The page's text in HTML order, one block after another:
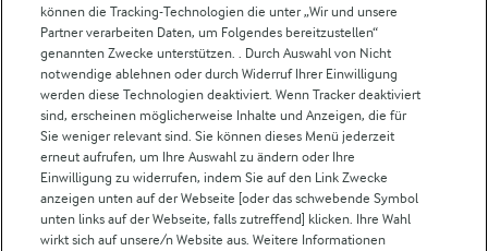
Castello
Lurpak
Arla Pro
Für unsere Landwirt:innen
Folge uns!
können die Tracking-Technologien die unter „Wir und unsere
Partner verarbeiten Daten, um Folgendes bereitzustellen“
genannten Zwecke unterstützen. . Durch Auswahl von Nicht
notwendige ablehnen oder durch Widerruf Ihrer Einwilligung
werden diese Technologien deaktiviert. Wenn Tracker deaktiviert
sind, erscheinen möglicherweise Inhalte und Anzeigen, die für
Sie weniger relevant sind. Sie können dieses Menü jederzeit
erneut aufrufen, um Ihre Auswahl zu ändern oder Ihre
Einwilligung zu widerrufen, indem Sie auf den Link Zwecke
anzeigen unten auf der Webseite [oder das schwebende Symbol
unten links auf der Webseite, falls zutreffend] klicken. Ihre Wahl
wirkt sich auf unsere/n Website aus. Weitere Informationen